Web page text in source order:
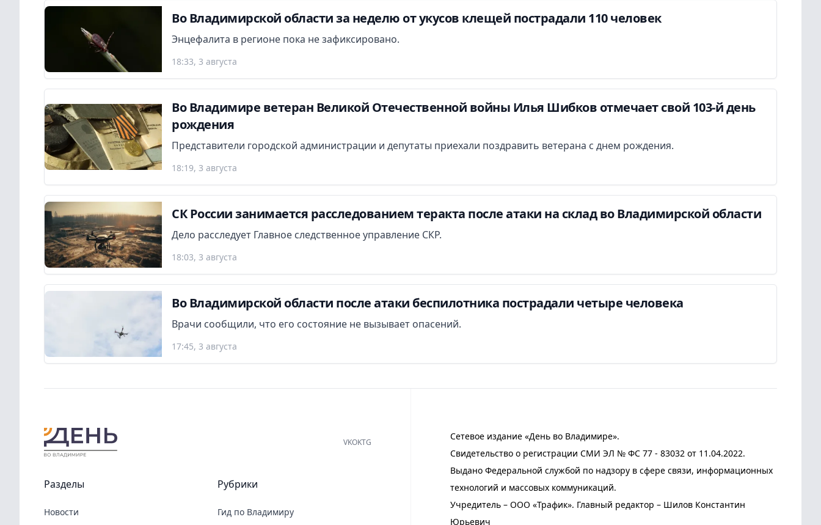
Во Владимирской области за неделю от укусов клещей пострадали 110 человек
Энцефалита в регионе пока не зафиксировано.
18:33, 3 августа
Во Владимире ветеран Великой Отечественной войны Илья Шибков отмечает свой 103-й день
рождения
Представители городской администрации и депутаты приехали поздравить ветерана с днем рождения.
18:19, 3 августа
СК России занимается расследованием теракта после атаки на склад во Владимирской области
Дело расследует Главное следственное управление СКР.
18:03, 3 августа
Во Владимирской области после атаки беспилотника пострадали четыре человека
Врачи сообщили, что его состояние не вызывает опасений.
17:45, 3 августа
Сетевое издание «День во Владимире».
Свидетельство о регистрации СМИ ЭЛ № ФС 77 - 83032 от 11.04.2022.
Выдано Федеральной службой по надзору в сфере связи, информационных
технологий и массовых коммуникаций.
Учредитель – ООО «Трафик». Главный редактор – Шилов Константин
Юрьевич
VKOKTG
Разделы
Новости
Рубрики
Гид по Владимиру